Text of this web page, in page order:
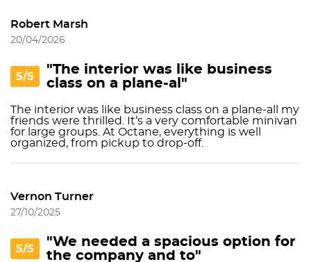
Robert Marsh
20/04/2026
5/5
"The interior was like business
class on a plane-al"
The interior was like business class on a plane-all my
friends were thrilled. It’s a very comfortable minivan
for large groups. At Octane, everything is well
organized, from pickup to drop-off.
Vernon Turner
27/10/2025
5/5
"We needed a spacious option for
the company and to"